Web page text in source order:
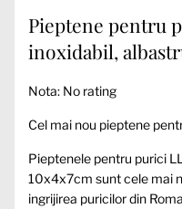
Pieptene pentru
inoxidabil,
Nota: No rating
Cel mai nou pieptene
Pieptenele pentru purici
10x4x7cm sunt cele mai
ingrijirea puricilor din